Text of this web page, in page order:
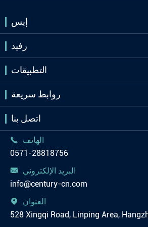
إيس
رفيد
التطبيقات
روابط سريعة
اتصل بنا

الهاتف
0571-28818756

البريد الإلكتروني
info@century-cn.com

العنوان
528 Xingqi Road, Linping Area,